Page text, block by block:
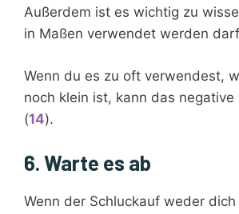
Außerdem ist es wichtig zu
in Maßen verwendet werden
Wenn du es zu oft verwendest,
noch klein ist, kann das negative
(14).
6. Warte es ab
Wenn der Schluckauf weder